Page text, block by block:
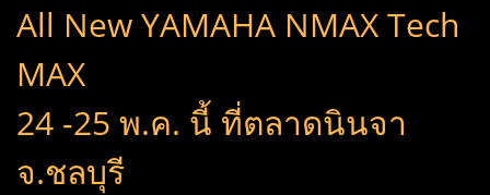
All New YAMAHA NMAX Tech
MAX
24 -25 พ.ค. นี้ ที่ตลาดนินจา
จ.ชลบุรี